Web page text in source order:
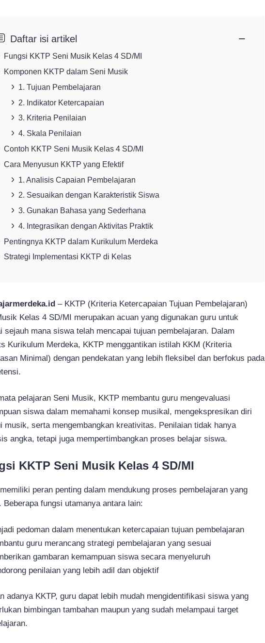
Daftar isi artikel −
Fungsi KKTP Seni Musik Kelas 4 SD/MI
Komponen KKTP dalam Seni Musik
1. Tujuan Pembelajaran
2. Indikator Ketercapaian
3. Kriteria Penilaian
4. Skala Penilaian
Contoh KKTP Seni Musik Kelas 4 SD/MI
Cara Menyusun KKTP yang Efektif
1. Analisis Capaian Pembelajaran
2. Sesuaikan dengan Karakteristik Siswa
3. Gunakan Bahasa yang Sederhana
4. Integrasikan dengan Aktivitas Praktik
Pentingnya KKTP dalam Kurikulum Merdeka
Strategi Implementasi KKTP di Kelas
– KKTP (Kriteria Ketercapaian Tujuan Pembelajaran)
Kelas 4 SD/MI merupakan acuan yang digunakan guru untuk
sejauh mana siswa telah mencapai tujuan pembelajaran. Dalam
Kurikulum Merdeka, KKTP menggantikan istilah KKM (Kriteria
Minimal) dengan pendekatan yang lebih fleksibel dan berfokus pada
pelajaran Seni Musik, KKTP membantu guru mengevaluasi
siswa dalam memahami konsep musikal, mengekspresikan diri
musik, serta mengembangkan kreativitas. Penilaian tidak hanya
angka, tetapi juga mempertimbangkan proses belajar siswa.
KKTP Seni Musik Kelas 4 SD/MI
peran penting dalam mendukung proses pembelajaran yang
Beberapa fungsi utamanya antara lain:
pedoman dalam menentukan ketercapaian tujuan pembelajaran
guru merancang strategi pembelajaran yang sesuai
gambaran kemampuan siswa secara menyeluruh
penilaian yang lebih adil dan objektif
adanya KKTP, guru dapat lebih mudah mengidentifikasi siswa yang
bimbingan tambahan maupun yang sudah melampaui target